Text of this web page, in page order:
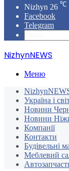
Nizhyn 26 ℃
Facebook
Telegram
NizhynNEWS
Меню
Україна і
Новини
Новини
Компанії
Контакти
Будівельні
Меблевий